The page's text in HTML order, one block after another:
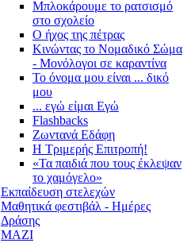
Μπλοκάρουμε το ρατσισμό
στο σχολείο
Ο ήχος της πέτρας
Κινώντας το Νομαδικό Σώμα
- Μονόλογοι σε καραντίνα
Το όνομα μου είναι ... δικό
μου
... εγώ είμαι Εγώ
Flashbacks
Ζωντανά Εδάφη
Η Τριμερής Επιτροπή!
«Τα παιδιά που τους έκλεψαν
το χαμόγελο»
Εκπαίδευση στελεχών
Μαθητικά φεστιβάλ - Ημέρες
Δράσης
ΜΑΖΙ